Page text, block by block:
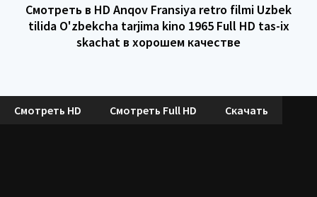
Смотреть в HD Anqov Fransiya retro filmi Uzbek
tilida O'zbekcha tarjima kino 1965 Full HD tas-ix
skachat в хорошем качестве
Смотреть HD Смотреть Full HD Скачать